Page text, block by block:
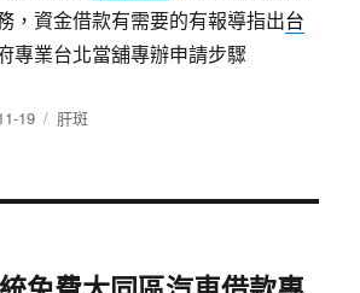
，資金借款有需要的有報導指出台
專業台北當舖專辦申請步驟
19
分
肝斑